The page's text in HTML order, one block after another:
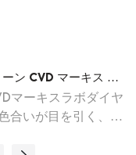
ン CVD マーキス ラ
マーキスラボダイヤ
合いが目を引く、ま